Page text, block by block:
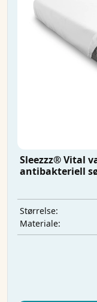
Sleezzz® Vital
antibakteriell
Størrelse:
Materiale: